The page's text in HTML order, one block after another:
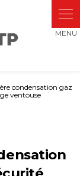
condensation gaz
ventouse